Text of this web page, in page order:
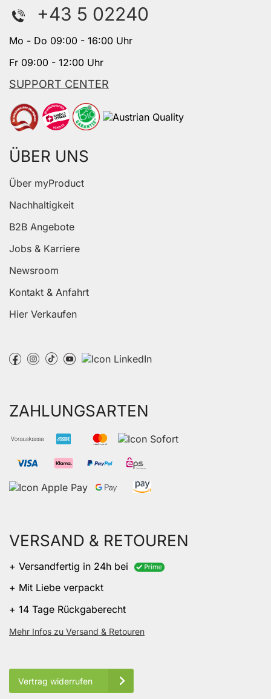
+43 5 02240
Mo - Do 09:00 - 16:00 Uhr
Fr 09:00 - 12:00 Uhr
SUPPORT CENTER
ÜBER UNS
Über myProduct
Nachhaltigkeit
B2B Angebote
Jobs & Karriere
Newsroom
Kontakt & Anfahrt
Hier Verkaufen
ZAHLUNGSARTEN
VERSAND & RETOUREN
+ Versandfertig in 24h bei
+ Mit Liebe verpackt
+ 14 Tage Rückgaberecht
Mehr Infos zu Versand & Retouren
Vertrag widerrufen